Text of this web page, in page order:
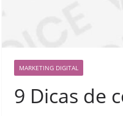
MARKETING DIGITAL
9 Dicas de